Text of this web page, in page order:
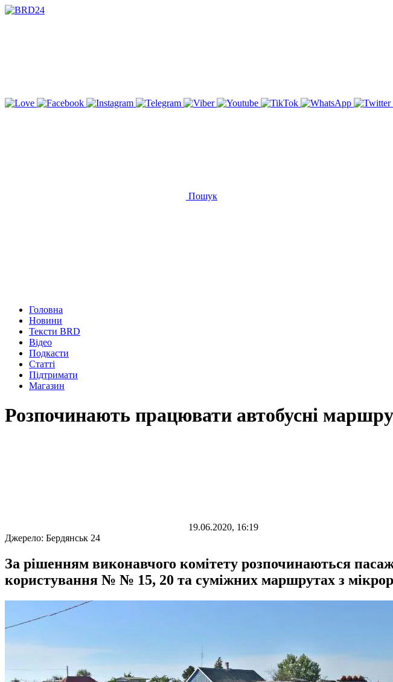
Пошук
Головна
Новини
Тексти BRD
Відео
Подкасти
Статті
Підтримати
Магазин
Розпочинають працювати автобусні
19.06.2020, 16:19
Джерело: Бердянськ 24
За рішенням виконавчого комітету розпочинаються
користування № № 15, 20 та суміжних маршрутах з